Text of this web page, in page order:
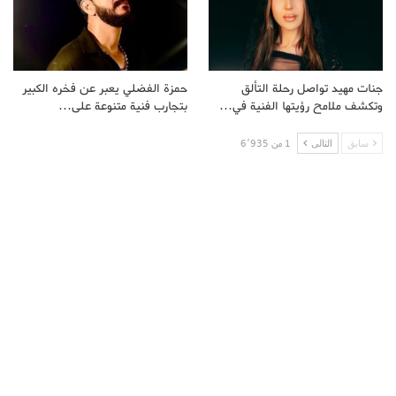
جنات مهيد تواصل رحلة التألق
وتكشف ملامح رؤيتها الفنية في…
حمزة الفضلي يعبر عن فخره الكبير
بتجارب فنية متنوعة على…
سابق التالى 1 من 6٬935